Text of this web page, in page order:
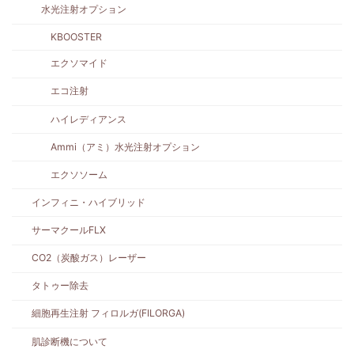
水光注射オプション
KBOOSTER
エクソマイド
エコ注射
ハイレディアンス
Ammi（アミ）水光注射オプション
エクソソーム
インフィニ・ハイブリッド
サーマクールFLX
CO2（炭酸ガス）レーザー
タトゥー除去
細胞再生注射 フィロルガ(FILORGA)
肌診断機について